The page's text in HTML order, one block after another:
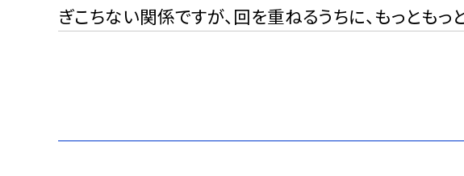
ぎこちない関係ですが、回を重ねるうちに、もっともっ